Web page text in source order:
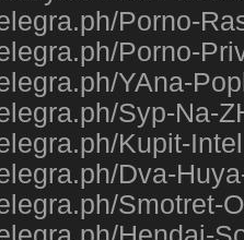
Porno-
Porno-
YAna-
Syp-Na-
Kupit-
Dva-
Smotret-